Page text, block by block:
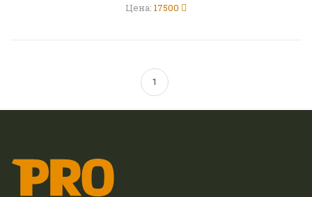
Цена: 17500
1